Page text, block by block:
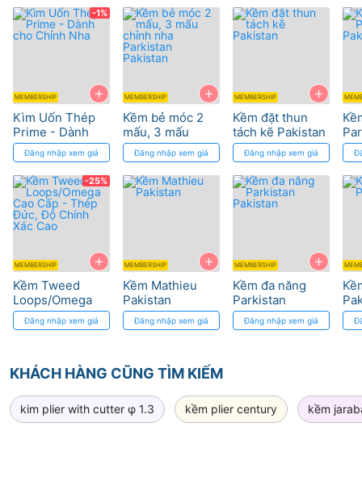
+
-1%
MEMBERSHIP
Kìm Uốn Thép
Prime - Dành
cho Chỉnh Nha
Đăng nhập xem giá
+
-25%
MEMBERSHIP
Kềm Tweed
Loops/Omega
Cao Cấp - Thép
Đức, Độ Chính
Đăng nhập xem giá
+
MEMBERSHIP
Kềm bẻ móc 2
mấu, 3 mấu
chỉnh nha
Parkistan
Pakistan
Đăng nhập xem giá
+
MEMBERSHIP
Kềm Mathieu
Pakistan
Đăng nhập xem giá
+
MEMBERSHIP
Kềm đặt thun
tách kẽ Pakistan
Đăng nhập xem giá
+
MEMBERSHIP
Kềm đa năng
Parkistan
Pakistan
Đăng nhập xem giá
KHÁCH HÀNG CŨNG TÌM KIẾM
kim plier with cutter φ 1.3 kềm plier century kềm